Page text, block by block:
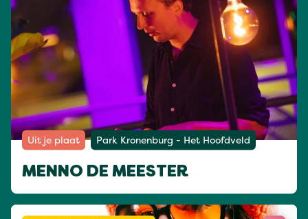
Uit je plaat Park Kronenburg - Het Hoofdveld
MENNO DE MEESTER